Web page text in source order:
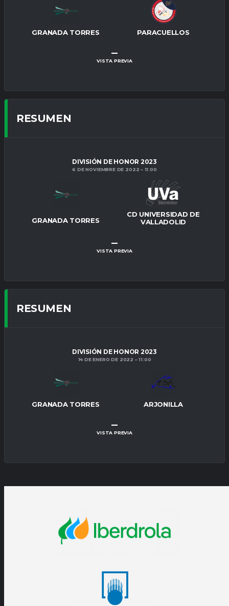
GRANADA TORRES PARACUELLOS
–
VISTA PREVIA
RESUMEN
DIVISIÓN DE HONOR 2023
6 DE NOVIEMBRE DE 2022 11:00
GRANADA TORRES
CD UNIVERSIDAD DE
VALLADOLID
–
VISTA PREVIA
RESUMEN
DIVISIÓN DE HONOR 2023
14 DE ENERO DE 2022 11:00
GRANADA TORRES ARJONILLA
–
VISTA PREVIA